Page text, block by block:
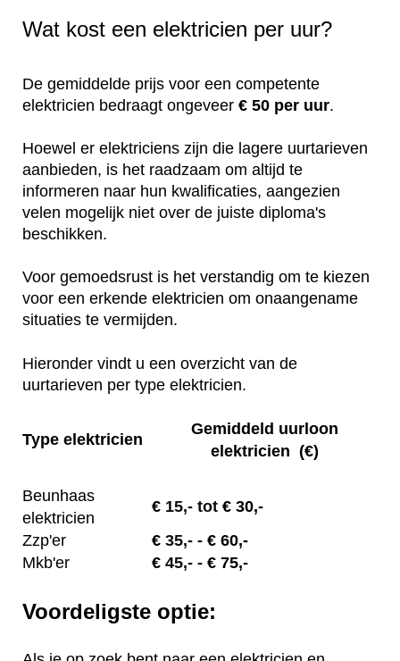
Wat kost een elektricien per uur?
De gemiddelde prijs voor een competente
elektricien bedraagt ongeveer € 50 per uur.
Hoewel er elektriciens zijn die lagere uurtarieven
aanbieden, is het raadzaam om altijd te
informeren naar hun kwalificaties, aangezien
velen mogelijk niet over de juiste diploma's
beschikken.
Voor gemoedsrust is het verstandig om te kiezen
voor een erkende elektricien om onaangename
situaties te vermijden.
Hieronder vindt u een overzicht van de
uurtarieven per type elektricien.
Type elektricien
Gemiddeld uurloon
elektricien (€)
Beunhaas
elektricien
€ 15,- tot € 30,-
Zzp'er
€ 35,- - € 60,-
Mkb'er
€ 45,- - € 75,-
Voordeligste optie: